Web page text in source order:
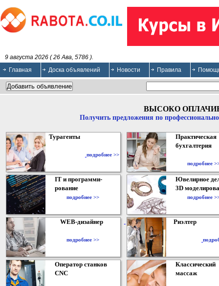
9 августа 2026 ( 26 Ава, 5786 ).
Главная
Доска объявлений Новости Правила
ВЫСОКО
Получить предложения по
Турагенты
подробнее >>
Практическая
бухгалтерия
подробнее
IT и программи-
рование
подробнее >>
Ювелирное
3D
подробнее
WEB-дизайнер
подробнее >>
Риэлтер
Оператор станков
CNC
Классический
массаж